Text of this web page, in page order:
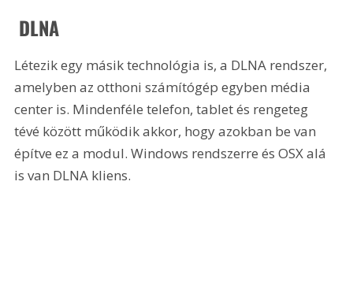
DLNA
Létezik egy másik technológia is, a DLNA rendszer,
amelyben az otthoni számítógép egyben média
center is. Mindenféle telefon, tablet és rengeteg
tévé között működik akkor, hogy azokban be van
építve ez a modul. Windows rendszerre és OSX alá
is van DLNA kliens.